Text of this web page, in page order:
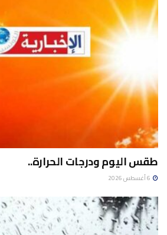
طقس اليوم ودرجات الحرارة..